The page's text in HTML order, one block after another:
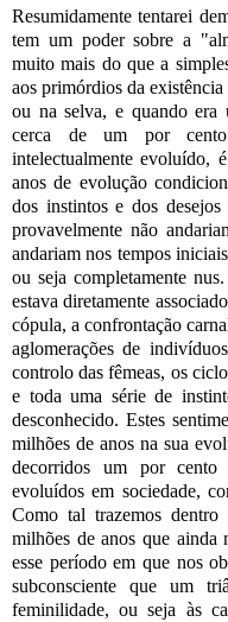
Resumidamente tentarei
tem um poder sobre a
muito mais do que a
aos primórdios da
ou na selva, e quando
cerca de um por
intelectualmente evoluído,
anos de evolução
dos instintos e dos
provavelmente não
andariam nos tempos
ou seja completamente
estava diretamente
cópula, a confrontação
aglomerações de
controlo das fêmeas, os
e toda uma série de
desconhecido. Estes
milhões de anos na sua
decorridos um por cento
evoluídos em sociedade,
Como tal trazemos
milhões de anos que ainda
esse período em que nos
subconsciente que um
feminilidade, ou seja às